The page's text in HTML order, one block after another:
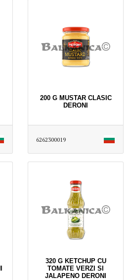
200 G MUSTAR CLASIC
DERONI
6262300019
320 G KETCHUP CU
TOMATE VERZI SI
JALAPENO DERONI